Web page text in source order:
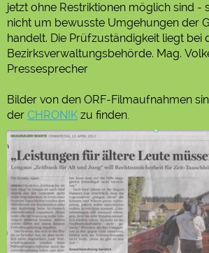
jetzt ohne Restriktionen möglich sind -
nicht um bewusste Umgehungen der
handelt. Die Prüfzuständigkeit liegt bei
Bezirksverwaltungsbehörde. Mag.
Pressesprecher
Bilder von den ORF-Filmaufnahmen
der CHRONIK zu finden.